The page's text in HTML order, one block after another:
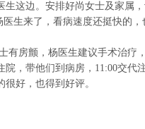
生这边。安排好尚女士及家属
生来了，看病速度还挺快的
有房颤，杨医生建议手术治疗
，带他们到病房，11:00交代
好，也得到好评。